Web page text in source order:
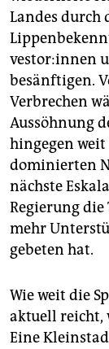
Landes durch
ves­to­r:in­nen
besänftigen.
Verbrechen
Aussöhnung
hingegen
dominierten
nächste
Regierung
mehr
gebeten hat.
Wie weit die
aktuell reicht,
Eine